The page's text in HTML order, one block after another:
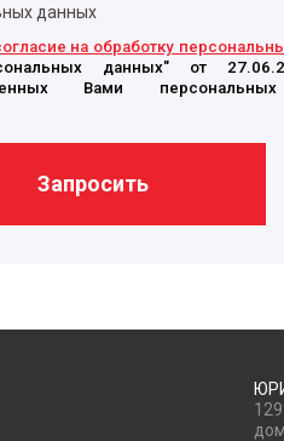
данных
на обработку
данных" от
Вами
Запросить